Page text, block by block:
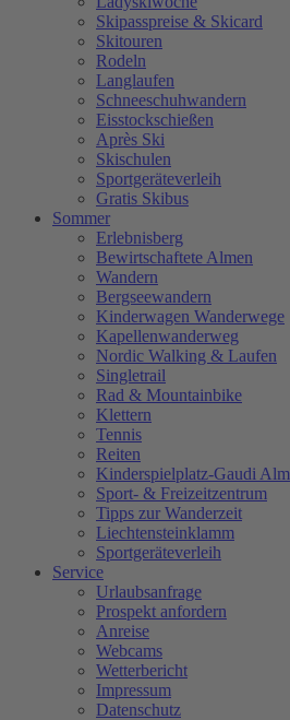
Skipasspreise & Skicard
Skitouren
Rodeln
Langlaufen
Schneeschuhwandern
Eisstockschießen
Après Ski
Skischulen
Sportgeräteverleih
Gratis Skibus
Sommer
Erlebnisberg
Bewirtschaftete Almen
Wandern
Bergseewandern
Kinderwagen Wanderwege
Kapellenwanderweg
Nordic Walking & Laufen
Singletrail
Rad & Mountainbike
Klettern
Tennis
Reiten
Kinderspielplatz-Gaudi Alm
Sport- & Freizeitzentrum
Tipps zur Wanderzeit
Liechtensteinklamm
Sportgeräteverleih
Service
Urlaubsanfrage
Prospekt anfordern
Anreise
Webcams
Wetterbericht
Impressum
Datenschutz